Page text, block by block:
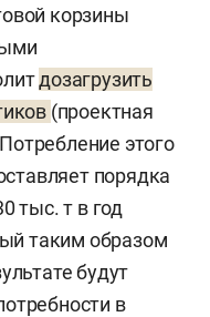
для
и потолочных
сантехники.
теплиц, в
шприцев, чашек
Пищевая
при
и упаковки.
корзины
дозагрузить
(проектная
этого
порядка
тыс. т в год
таким образом
будут
в